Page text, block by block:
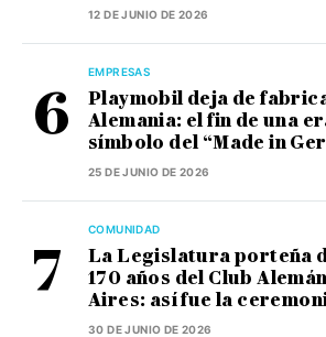
12 DE JUNIO DE 2026
EMPRESAS
Playmobil deja de
Alemania: el fin de una
símbolo del “Made in
25 DE JUNIO DE 2026
COMUNIDAD
La Legislatura porteña
170 años del Club
Aires: así fue la
30 DE JUNIO DE 2026